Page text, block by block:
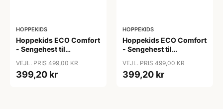
HOPPEKIDS
Hoppekids ECO Comfort
- Sengehest til
VEJL. PRIS 499,00 KR
399,20 kr
HOPPEKIDS
Hoppekids ECO Comfort
- Sengehest til
VEJL. PRIS 499,00 KR
399,20 kr